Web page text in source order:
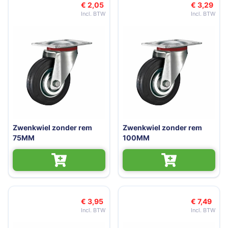
€ 2,05
Zwenkwiel zonder rem
75MM
€ 3,29
Zwenkwiel zonder rem
100MM
€ 3,95 € 7,49